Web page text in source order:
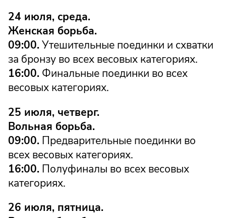
24 июля, среда.
Женская борьба.
09:00. Утешительные поединки и схватки
за бронзу во всех весовых категориях.
16:00. Финальные поединки во всех
весовых категориях.
25 июля, четверг.
Вольная борьба.
09:00. Предварительные поединки во
всех весовых категориях.
16:00. Полуфиналы во всех весовых
категориях.
26 июля, пятница.